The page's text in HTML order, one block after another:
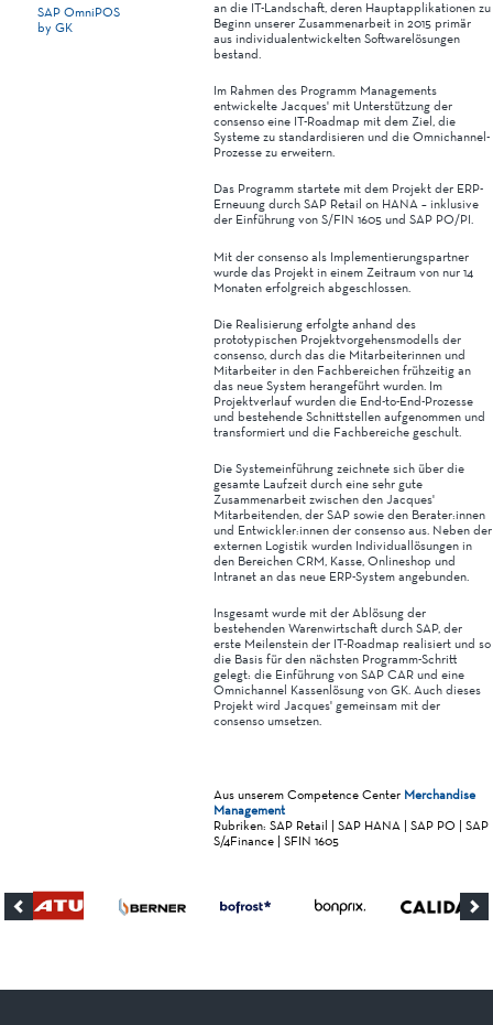
SAP OmniPOS
by GK
an die IT-Landschaft, deren Hauptapplikationen zu
Beginn unserer Zusammenarbeit in 2015 primär
aus individualentwickelten Softwarelösungen
bestand.
Im Rahmen des Programm Managements
entwickelte Jacques' mit Unterstützung der
consenso eine IT-Roadmap mit dem Ziel, die
Systeme zu standardisieren und die Omnichannel-
Prozesse zu erweitern.
Das Programm startete mit dem Projekt der ERP-
Erneuung durch SAP Retail on HANA – inklusive
der Einführung von S/FIN 1605 und SAP PO/PI.
Mit der consenso als Implementierungspartner
wurde das Projekt in einem Zeitraum von nur 14
Monaten erfolgreich abgeschlossen.
Die Realisierung erfolgte anhand des
prototypischen Projektvorgehensmodells der
consenso, durch das die Mitarbeiterinnen und
Mitarbeiter in den Fachbereichen frühzeitig an
das neue System herangeführt wurden. Im
Projektverlauf wurden die End-to-End-Prozesse
und bestehende Schnittstellen aufgenommen und
transformiert und die Fachbereiche geschult.
Die Systemeinführung zeichnete sich über die
gesamte Laufzeit durch eine sehr gute
Zusammenarbeit zwischen den Jacques'
Mitarbeitenden, der SAP sowie den Berater:innen
und Entwickler:innen der consenso aus. Neben der
externen Logistik wurden Individuallösungen in
den Bereichen CRM, Kasse, Onlineshop und
Intranet an das neue ERP-System angebunden.
Insgesamt wurde mit der Ablösung der
bestehenden Warenwirtschaft durch SAP, der
erste Meilenstein der IT-Roadmap realisiert und so
die Basis für den nächsten Programm-Schritt
gelegt: die Einführung von SAP CAR und eine
Omnichannel Kassenlösung von GK. Auch dieses
Projekt wird Jacques' gemeinsam mit der
consenso umsetzen.
Aus unserem Competence Center Merchandise
Management
Rubriken: SAP Retail | SAP HANA | SAP PO | SAP
S/4Finance | SFIN 1605